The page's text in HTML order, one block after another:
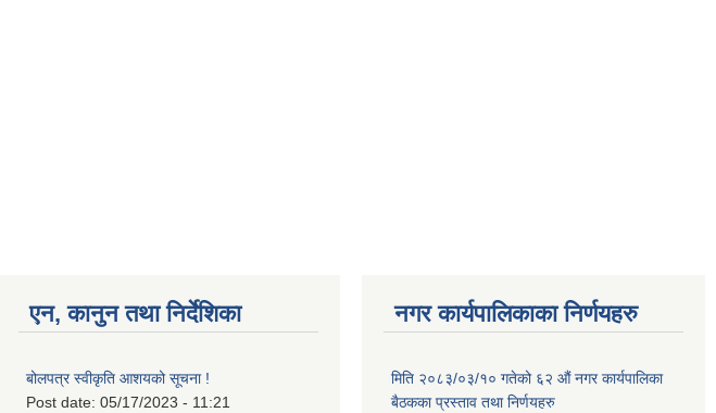
एन, कानुन तथा निर्देशिका
बोलपत्र स्वीकृति आशयको सूचना !
Post date: 05/17/2023 - 11:21
नगर कार्यपालिकाका निर्णयहरु
मिति २०८३/०३/१० गतेको ६२ औं नगर कार्यपालिका
बैठकका प्रस्ताव तथा निर्णयहरु